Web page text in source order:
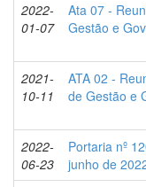
2022-
01-07
Ata 07 -
Gestão e
2021-
10-11
ATA 02 -
de Gestão e
2022-
06-23
Portaria nº
junho de